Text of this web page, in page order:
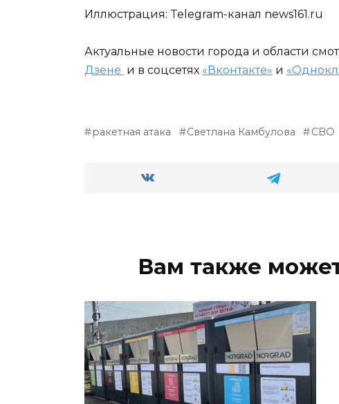
Иллюстрация: Telegram-канал news161.ru
Актуальные новости города и области
Дзене и в соцсетях «Вконтакте» и
ракетная атака Светлана Камбулова СВО
Вам также